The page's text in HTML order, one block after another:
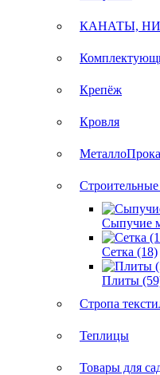
КАНАТЫ,
Крепёж
Кровля
Сыпучие
Сетка (18)
Плиты
Стропа
Теплицы
Товары для